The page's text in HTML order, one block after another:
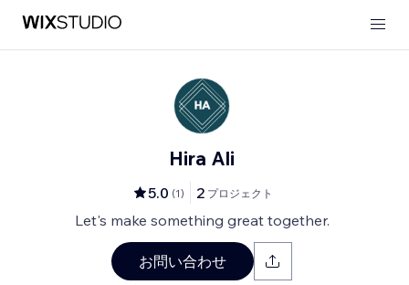
Hira Ali
5.0 (1) 2 プロジェクト
Let's make something great together.
お問い合わせ